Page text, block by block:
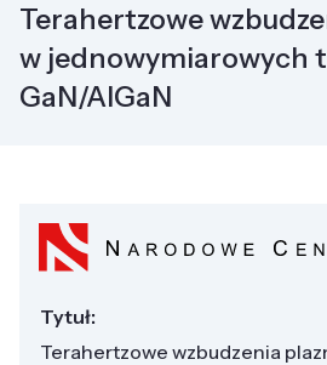
Terahertzowe
w jednowymiarowych
GaN/AlGaN
Tytuł:
Terahertzowe wzbudzenia